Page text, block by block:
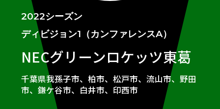
2022シーズン
ディビジョン1（カンファレンスA）
NECグリーンロケッツ東葛
千葉県我孫子市、柏市、松戸市、流山市、野田
市、鎌ケ谷市、白井市、印西市